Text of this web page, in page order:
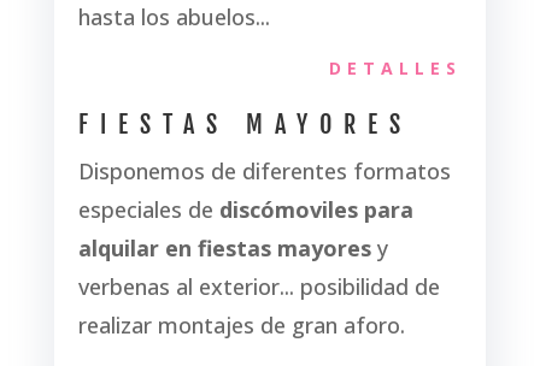
hasta los abuelos...
DETALLES
FIESTAS MAYORES
Disponemos de diferentes formatos
especiales de discómoviles para
alquilar en fiestas mayoresy
verbenas al exterior... posibilidad de
realizar montajes de gran aforo.